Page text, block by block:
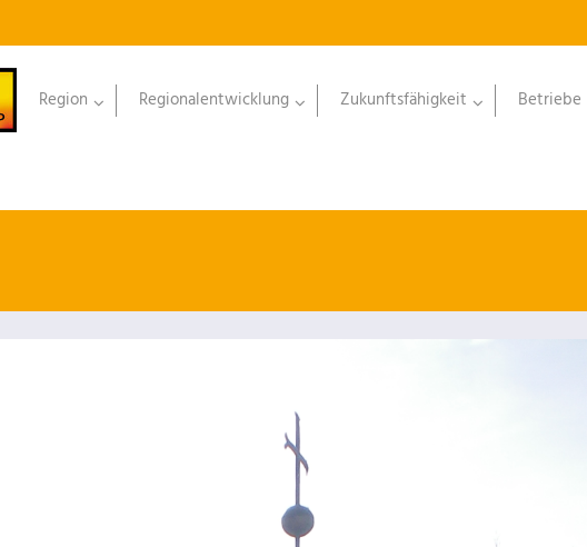
Region Regionalentwicklung Zukunftsfähigkeit Betriebe